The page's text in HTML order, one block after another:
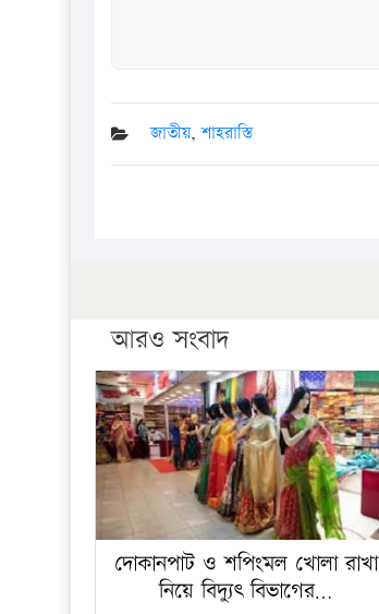
জাতীয়,শাহরাস্তি
আরও সংবাদ
দোকানপাট ও শপিংমল খোলা রাখা
নিয়ে বিদ্যুৎ বিভাগের…